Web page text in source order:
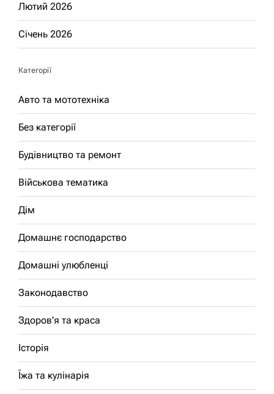
Лютий 2026
Січень 2026
Категорії
Авто та мототехніка
Без категорії
Будівництво та ремонт
Військова тематика
Дім
Домашнє господарство
Домашні улюбленці
Законодавство
Здоров'я та краса
Історія
Їжа та кулінарія